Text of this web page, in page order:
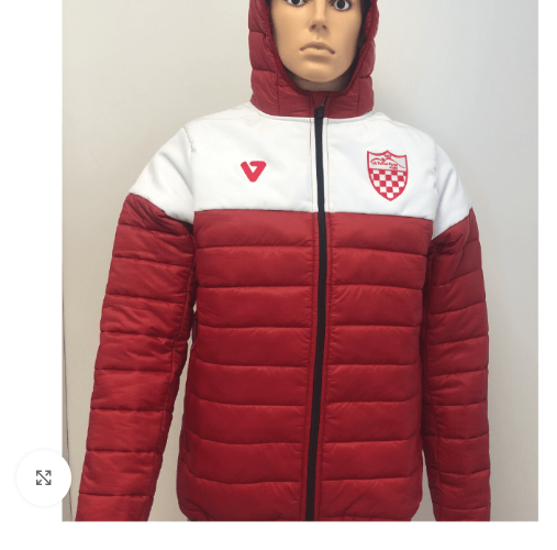
Click to enlarge